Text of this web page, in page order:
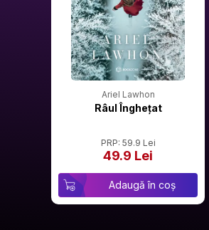
Ariel Lawhon
Râul Înghețat
PRP: 59.9 Lei
49.9 Lei
Adaugă în coș